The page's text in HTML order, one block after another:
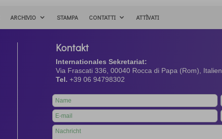
ARCHIVIO STAMPA CONTATTI ATTÌVATI
Kontakt
Internationales Sekretariat:
Via Frascati 336, 00040 Rocca di Papa (Rom), Italien
Tel. +39 06 94798302
Leave
this
field
blank